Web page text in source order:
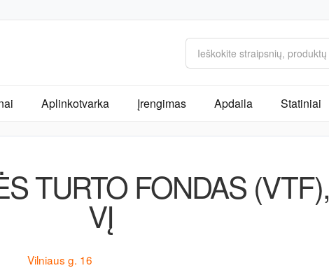
Aplinkotvarka Įrengimas Apdaila Statiniai
TURTO FONDAS (VTF),
VĮ
Vilniaus g. 16